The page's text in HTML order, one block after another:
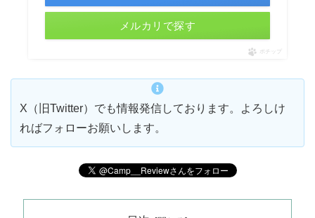
メルカリで探す
ポチップ
X（旧Twitter）でも情報発信しております。よろしけ
ればフォローお願いします。